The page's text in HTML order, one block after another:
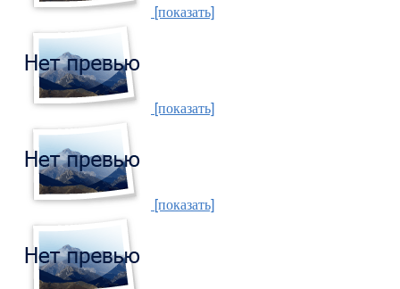
[показать]
[показать]
[показать]